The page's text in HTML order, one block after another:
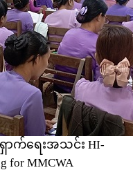
ောက်ရေးအသင်း HI-
for MMCWA